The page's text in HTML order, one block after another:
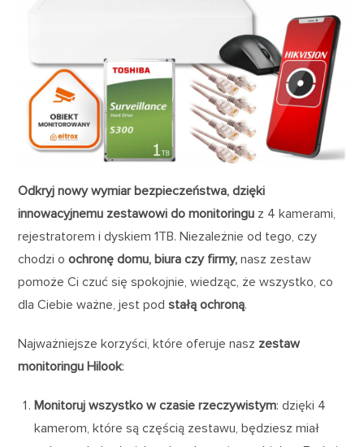
Odkryj nowy wymiar bezpieczeństwa, dzięki
innowacyjnemu zestawowi do monitoringu z 4 kamerami,
rejestratorem i dyskiem 1TB. Niezależnie od tego, czy
chodzi oochronę domu, biura czy firmy, nasz zestaw
pomoże Ci czuć się spokojnie, wiedząc, że wszystko, co
dla Ciebie ważne, jest podstałą ochroną.
Najważniejsze korzyści, które oferuje nasz zestaw
monitoringu Hilook:
Monitoruj wszystko w czasie rzeczywistym: dzięki 4
kamerom, które są częścią zestawu, będziesz miał